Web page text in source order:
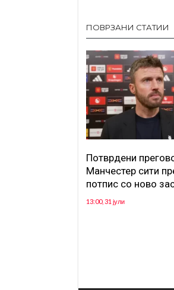
ПОВРЗАНИ СТАТИИ
Потврдени
Манчестер сити
потпис со ново
13:00, 31 јули